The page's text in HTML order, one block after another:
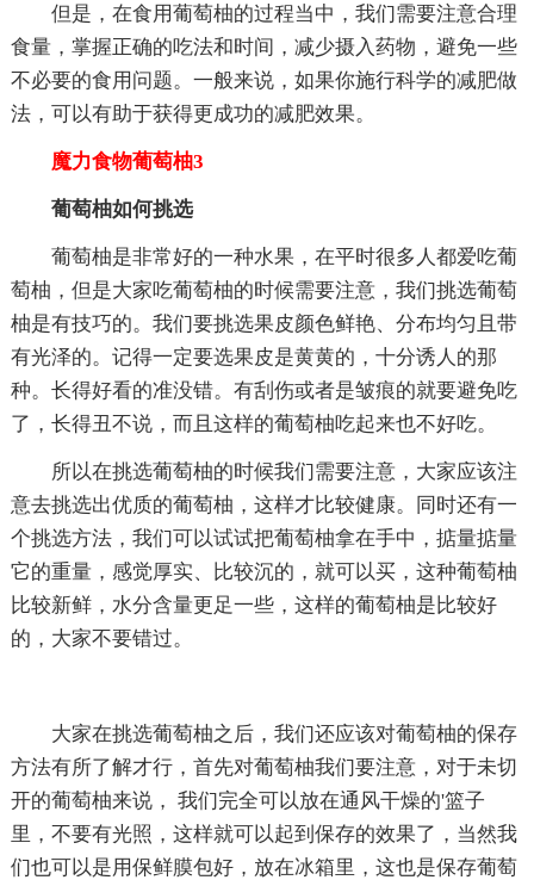
但是，在食用葡萄柚的过程当中，我们需要注意合理
食量，掌握正确的吃法和时间，减少摄入药物，避免一些
不必要的食用问题。一般来说，如果你施行科学的减肥做
法，可以有助于获得更成功的减肥效果。
魔力食物葡萄柚3
葡萄柚如何挑选
葡萄柚是非常好的一种水果，在平时很多人都爱吃葡
萄柚，但是大家吃葡萄柚的时候需要注意，我们挑选葡萄
柚是有技巧的。我们要挑选果皮颜色鲜艳、分布均匀且带
有光泽的。记得一定要选果皮是黄黄的，十分诱人的那
种。长得好看的准没错。有刮伤或者是皱痕的就要避免吃
了，长得丑不说，而且这样的葡萄柚吃起来也不好吃。
所以在挑选葡萄柚的时候我们需要注意，大家应该注
意去挑选出优质的葡萄柚，这样才比较健康。同时还有一
个挑选方法，我们可以试试把葡萄柚拿在手中，掂量掂量
它的重量，感觉厚实、比较沉的，就可以买，这种葡萄柚
比较新鲜，水分含量更足一些，这样的葡萄柚是比较好
的，大家不要错过。
大家在挑选葡萄柚之后，我们还应该对葡萄柚的保存
方法有所了解才行，首先对葡萄柚我们要注意，对于未切
开的葡萄柚来说， 我们完全可以放在通风干燥的'篮子
里，不要有光照，这样就可以起到保存的效果了，当然我
们也可以是用保鲜膜包好，放在冰箱里，这也是保存葡萄